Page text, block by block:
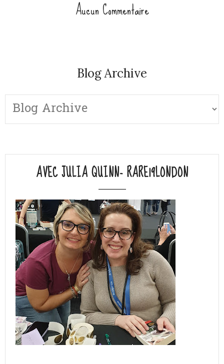
Aucun Commentaire
Blog Archive
AVEC JULIA QUINN- RARE19LONDON